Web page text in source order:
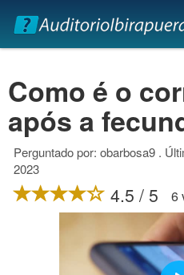
Como é o
após a
Perguntado por: obarbosa9 .
2023
4.5 / 5 6